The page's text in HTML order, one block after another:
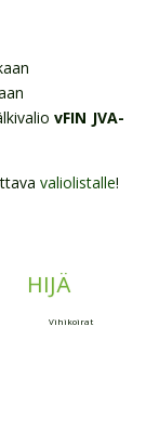
vFIN JVA-
valiolistalle!
HIJÄ
Vihikoirat